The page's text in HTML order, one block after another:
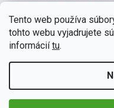
Tento web používa
tohto webu vyjadrujete
informáciítu.
Touran II
€226,44
Zažite každý okamih vo
neuveriteľným zvukom
prvý pohľad upúta moderné